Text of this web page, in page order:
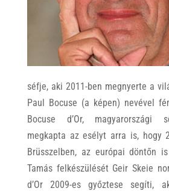
séfje, aki 2011-ben megnyerte a
Paul Bocuse (a képen) nevével
Bocuse d’Or, magyarországi
megkapta az esélyt arra is, hogy
Brüsszelben, az európai döntőn
Tamás felkészülését Geir Skeie
d’Or 2009-es győztese segíti,